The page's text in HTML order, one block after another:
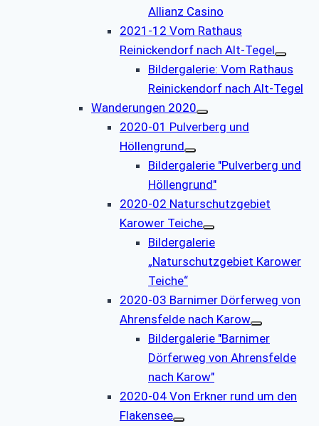
Allianz Casino
2021-12 Vom Rathaus
Reinickendorf nach Alt-Tegel
Bildergalerie: Vom Rathaus
Reinickendorf nach Alt-Tegel
Wanderungen 2020
2020-01 Pulverberg und
Höllengrund
Bildergalerie "Pulverberg und
Höllengrund"
2020-02 Naturschutzgebiet
Karower Teiche
Bildergalerie
„Naturschutzgebiet Karower
Teiche“
2020-03 Barnimer Dörferweg von
Ahrensfelde nach Karow
Bildergalerie "Barnimer
Dörferweg von Ahrensfelde
nach Karow"
2020-04 Von Erkner rund um den
Flakensee